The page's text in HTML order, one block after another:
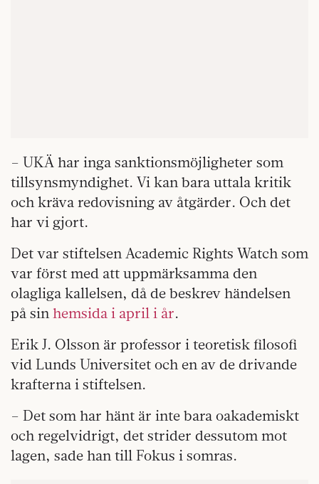
– UKÄ har inga sanktionsmöjligheter som
tillsynsmyndighet. Vi kan bara uttala kritik
och kräva redovisning av åtgärder. Och det
har vi gjort.
Det var stiftelsen Academic Rights Watch som
var först med att uppmärksamma den
olagliga kallelsen, då de beskrev händelsen
på sinhemsida i april i år.
Erik J. Olsson är professor i teoretisk filosofi
vid Lunds Universitet och en av de drivande
krafterna i stiftelsen.
– Det som har hänt är inte bara oakademiskt
och regelvidrigt, det strider dessutom mot
lagen, sade han till Fokus i somras.